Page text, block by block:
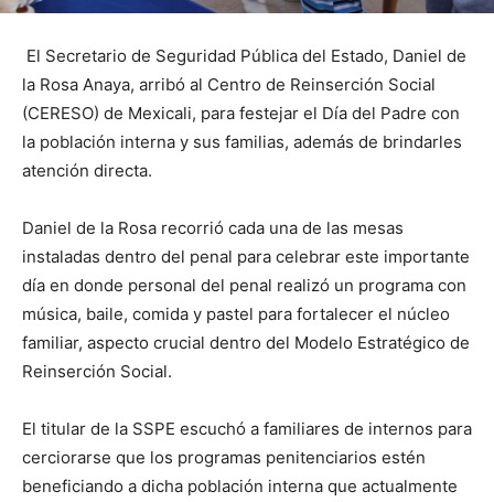
El Secretario de Seguridad Pública del Estado, Daniel de
la Rosa Anaya, arribó al Centro de Reinserción Social
(CERESO) de Mexicali, para festejar el Día del Padre con
la población interna y sus familias, además de brindarles
atención directa.
Daniel de la Rosa recorrió cada una de las mesas
instaladas dentro del penal para celebrar este importante
día en donde personal del penal realizó un programa con
música, baile, comida y pastel para fortalecer el núcleo
familiar, aspecto crucial dentro del Modelo Estratégico de
Reinserción Social.
El titular de la SSPE escuchó a familiares de internos para
cerciorarse que los programas penitenciarios estén
beneficiando a dicha población interna que actualmente